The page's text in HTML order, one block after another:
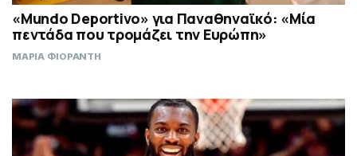
«Mundo Deportivo» για Παναθηναϊκό: «Μία
πεντάδα που τρομάζει την Ευρώπη»
ΜΑΡΙΑ ΦΙΟΡΑΝΤΗ